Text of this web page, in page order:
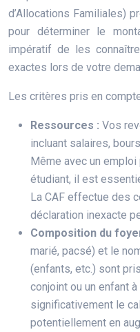
d’Allocations Familiales)
pour déterminer le
impératif de les
exactes lors de votre
Les critères pris en
Ressources : Vos
incluant salaires,
Même avec un
étudiant, il est
La CAF effectue des
déclaration inexacte
Composition du
marié, pacsé) et le
(enfants, etc.) sont
conjoint ou un enfant
significativement le
potentiellement en